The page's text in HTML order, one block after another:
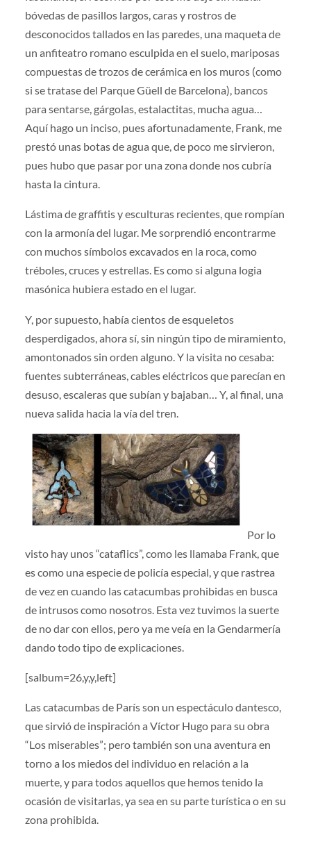
bóvedas de pasillos largos, caras y rostros de
desconocidos tallados en las paredes, una maqueta de
un anfiteatro romano esculpida en el suelo, mariposas
compuestas de trozos de cerámica en los muros (como
si se tratase del Parque Güell de Barcelona), bancos
para sentarse, gárgolas, estalactitas, mucha agua…
Aquí hago un inciso, pues afortunadamente, Frank, me
prestó unas botas de agua que, de poco me sirvieron,
pues hubo que pasar por una zona donde nos cubría
hasta la cintura.
Lástima de graffitis y esculturas recientes, que rompían
con la armonía del lugar. Me sorprendió encontrarme
con muchos símbolos excavados en la roca, como
tréboles, cruces y estrellas. Es como si alguna logia
masónica hubiera estado en el lugar.
Y, por supuesto, había cientos de esqueletos
desperdigados, ahora sí, sin ningún tipo de miramiento,
amontonados sin orden alguno. Y la visita no cesaba:
fuentes subterráneas, cables eléctricos que parecían en
desuso, escaleras que subían y bajaban… Y, al final, una
nueva salida hacia la vía del tren.
Por lo
visto hay unos “cataflics”, como les llamaba Frank, que
es como una especie de policía especial, y que rastrea
de vez en cuando las catacumbas prohibidas en busca
de intrusos como nosotros. Esta vez tuvimos la suerte
de no dar con ellos, pero ya me veía en la Gendarmería
dando todo tipo de explicaciones.
[salbum=26,y,y,left]
Las catacumbas de París son un espectáculo dantesco,
que sirvió de inspiración a Víctor Hugo para su obra
“Los miserables”; pero también son una aventura en
torno a los miedos del individuo en relación a la
muerte, y para todos aquellos que hemos tenido la
ocasión de visitarlas, ya sea en su parte turística o en su
zona prohibida.